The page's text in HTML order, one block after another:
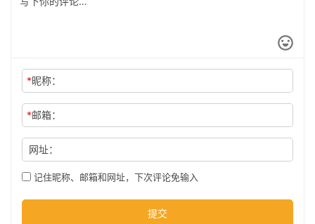
技
*昵称：
*邮箱：
网址：
记住昵称、邮箱和网址，下次评论免输入
提交